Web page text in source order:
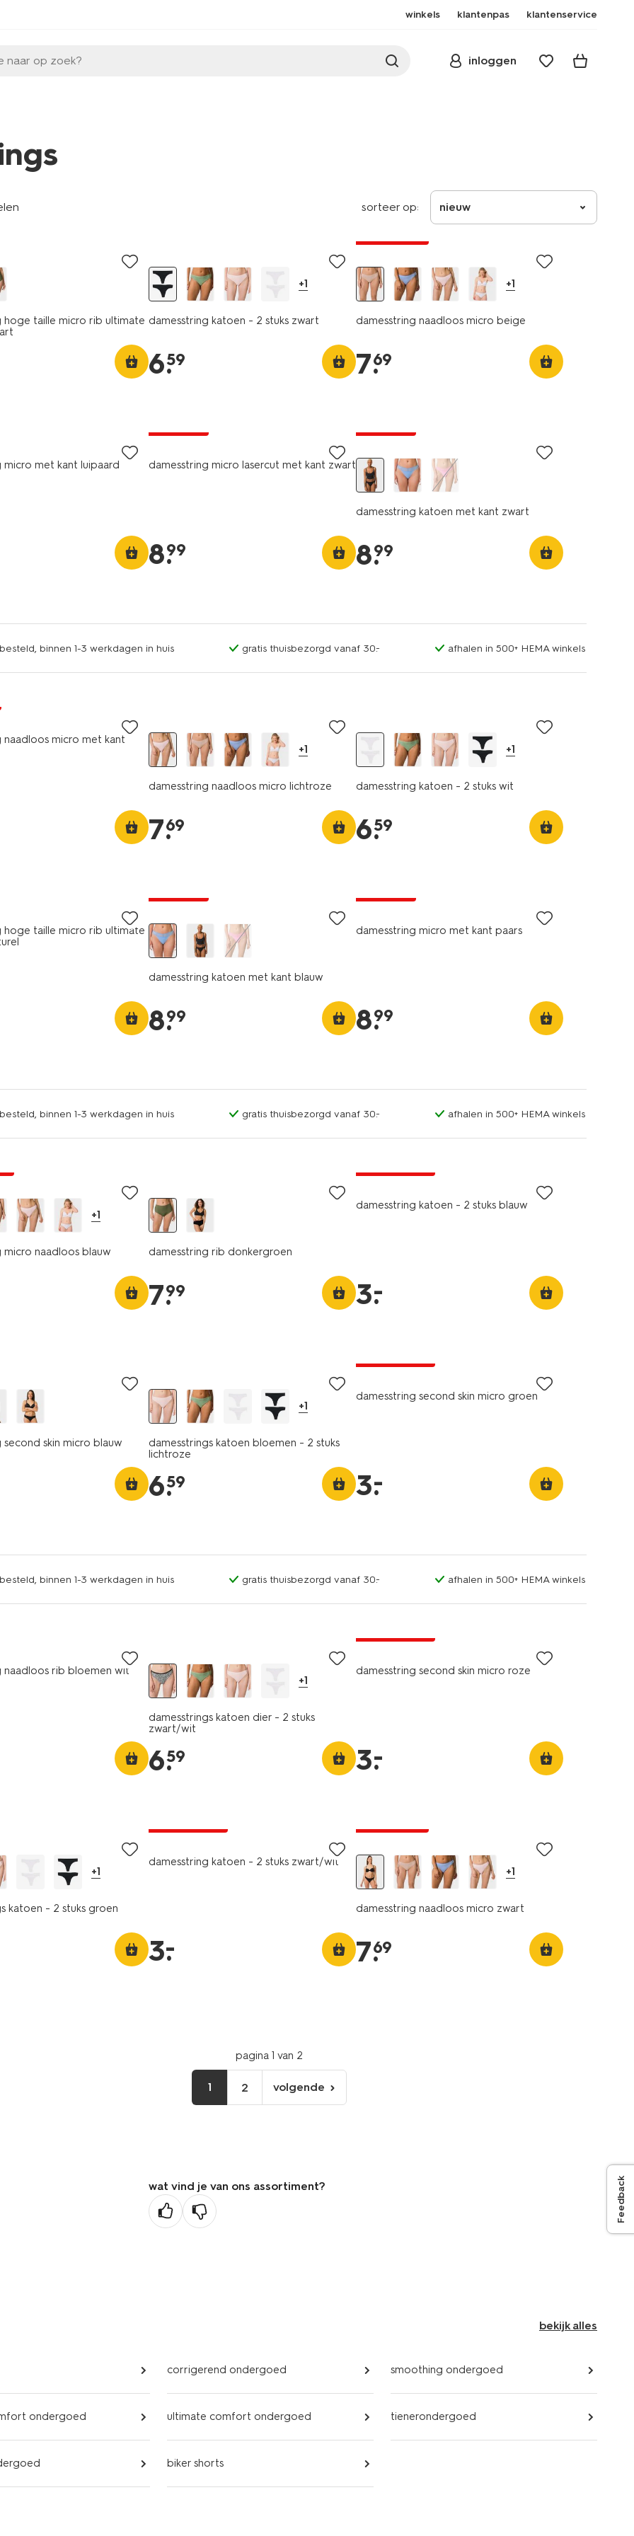
winkels klantenpas klantenservice
naar op zoek? inloggen
sorteer op: nieuw
hoge taille micro rib ultimate
+1
damesstring katoen - 2 stuks zwart
6.
59
+1
damesstring naadloos micro beige
7.
69
micro met kant luipaard
damesstring micro lasercut met kant zwart
8.
99
damesstring katoen met kant zwart
8.
99
binnen 1-3 werkdagen in huis gratis thuisbezorgd vanaf 30.- afhalen in 500+ HEMA winkels
naadloos micro met kant
+1
damesstring naadloos micro lichtroze
7.
69
+1
damesstring katoen - 2 stuks wit
6.
59
hoge taille micro rib ultimate
damesstring katoen met kant blauw
8.
99
damesstring micro met kant paars
8.
99
binnen 1-3 werkdagen in huis gratis thuisbezorgd vanaf 30.- afhalen in 500+ HEMA winkels
+1
micro naadloos blauw damesstring rib donkergroen
7.
99
damesstring katoen - 2 stuks blauw
3.
–
second skin micro blauw
+1
damesstrings katoen bloemen - 2 stuks
lichtroze
6.
59
damesstring second skin micro groen
3.
–
binnen 1-3 werkdagen in huis gratis thuisbezorgd vanaf 30.- afhalen in 500+ HEMA winkels
naadloos rib bloemen wit
+1
damesstrings katoen dier - 2 stuks
zwart/wit
6.
59
damesstring second skin micro roze
3.
–
+1
katoen - 2 stuks groen
damesstring katoen - 2 stuks zwart/wit
3.
–
+1
damesstring naadloos micro zwart
7.
69
pagina 1 van 2
1 2
volgende
pagina
volgende
wat vind je van ons assortiment? Feedback
bekijk alles
corrigerend ondergoed smoothing ondergoed
ondergoed ultimate comfort ondergoed tienerondergoed
biker shorts